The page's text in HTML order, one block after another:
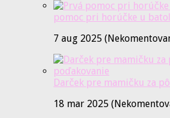
pomoc pri horúčke u
7 aug 2025
Darček pre mamičku za
18 mar 2025